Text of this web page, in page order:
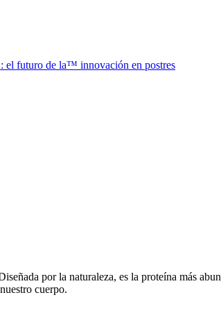
el futuro de la™ innovación en postres
por la naturaleza, es la proteína más
cuerpo.